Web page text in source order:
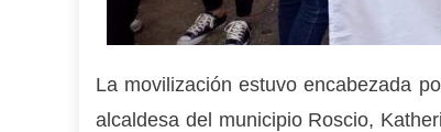
La movilización estuvo encabezada
alcaldesa del municipio Roscio,